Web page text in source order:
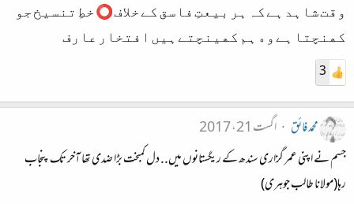
ﻭﻗﺖ ﺷﺎﮨﺪ ﮨﮯ ﮐﮧ ﮨﺮ ﺑﯿﻌﺖِ ﻓﺎﺳﻖ ﮐﮯ ﺧﻼﻑ ⭕ ﺧﻂِ ﺗﻨﺴﯿﺦ ﺟﻮ
ﮐﮭﻨﭽﺘﺎ ﮨﮯ ﻭﮦ ﮨﻢ ﮐﮭﯿﻨﭽﺘﮯ ﮨﯿﮟ ﺍﻓﺘﺨﺎﺭ ﻋﺎﺭﻑ
3
محمد فائق
اگست 21، 2017
جسم نے اپنی عمر گزاری سندھ کے ریگستانوں میں.. دل کمبخت بڑا ضدی تھا آخر تک پنجاب
رہا(مولانا طالب جوہری)